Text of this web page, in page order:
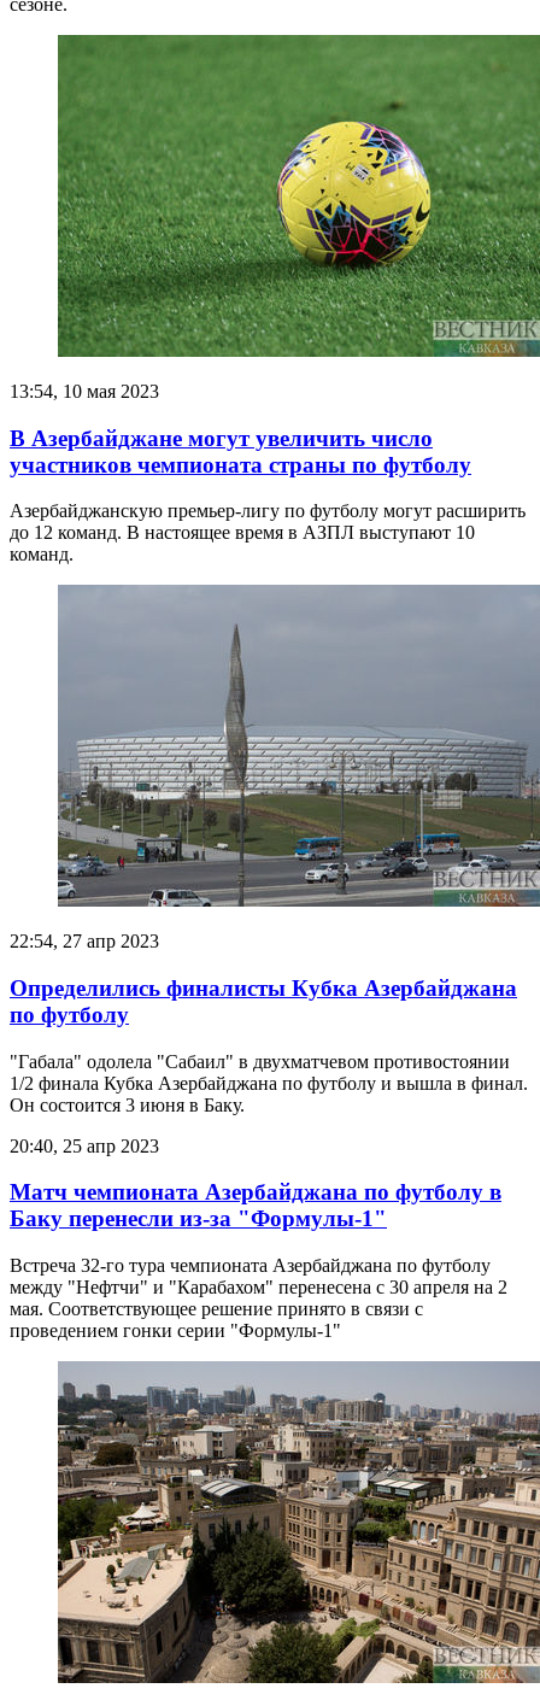
13:54, 10 мая 2023
В Азербайджане могут увеличить число
участников чемпионата страны по футболу
Азербайджанскую премьер-лигу по футболу могут расширить
до 12 команд. В настоящее время в АЗПЛ выступают 10
команд.
22:54, 27 апр 2023
Определились финалисты Кубка Азербайджана
по футболу
"Габала" одолела "Сабаил" в двухматчевом противостоянии
1/2 финала Кубка Азербайджана по футболу и вышла в финал.
Он состоится 3 июня в Баку.
20:40, 25 апр 2023
Матч чемпионата Азербайджана по футболу в
Баку перенесли из-за "Формулы-1"
Встреча 32-го тура чемпионата Азербайджана по футболу
между "Нефтчи" и "Карабахом" перенесена с 30 апреля на 2
мая. Соответствующее решение принято в связи с
проведением гонки серии "Формулы-1"